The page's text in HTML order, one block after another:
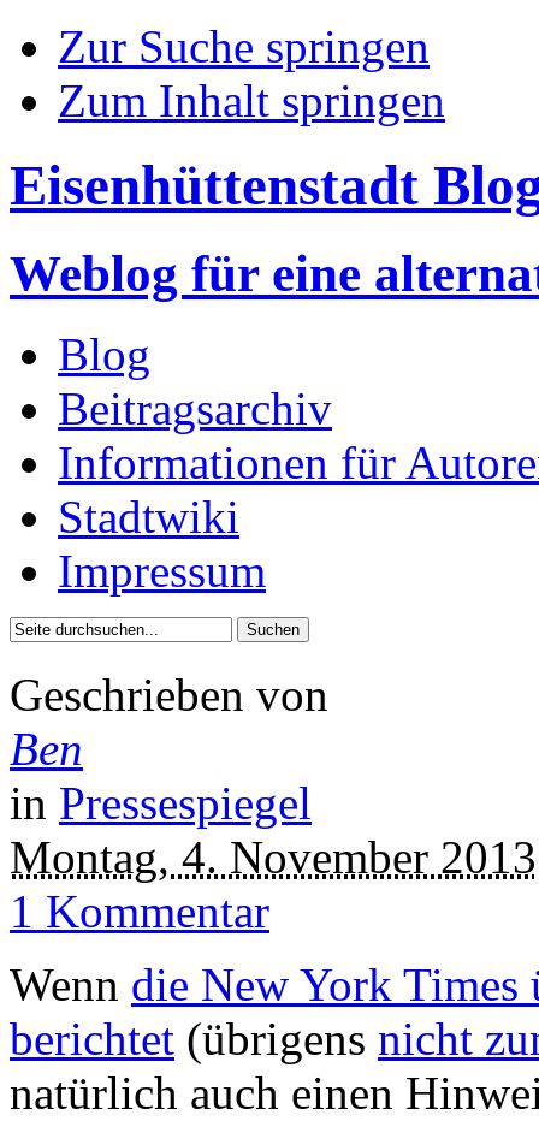
Zur Suche springen
Zum Inhalt springen
Eisenhüttenstadt
Weblog für eine
Blog
Beitragsarchiv
Informationen für
Stadtwiki
Impressum
Geschrieben von
Ben
in Pressespiegel
Montag, 4. November 2013
1 Kommentar
Wenn die New York Times
berichtet (übrigens nicht
natürlich auch einen